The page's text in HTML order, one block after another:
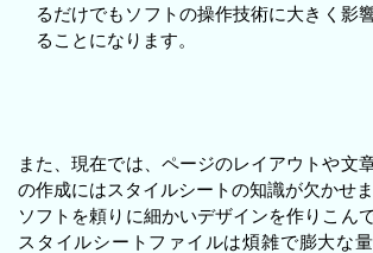
るだけでもソフトの操作技術に大きく影
ることになります。
また、現在では、ページのレイアウトや文
の作成にはスタイルシートの知識が欠かせま
ソフトを頼りに細かいデザインを作りこんで
スタイルシートファイルは煩雑で膨大な